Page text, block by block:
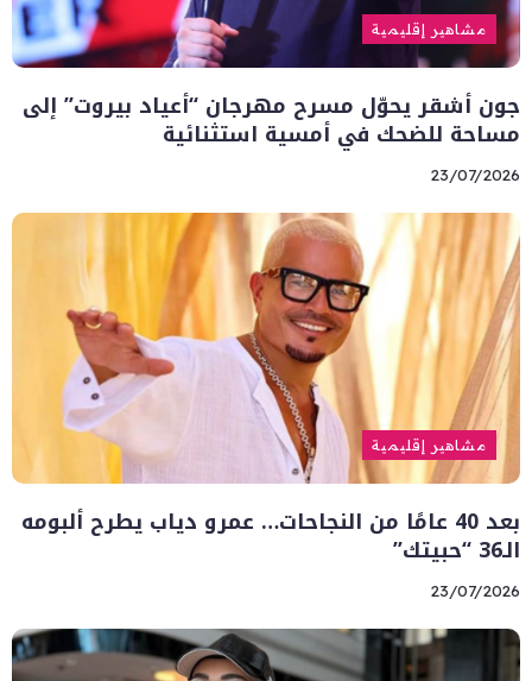
مشاهير إقليمية
جون أشقر يحوّل مسرح مهرجان “أعياد بيروت” إلى
مساحة للضحك في أمسية استثنائية
23/07/2026
مشاهير إقليمية
بعد 40 عامًا من النجاحات… عمرو دياب يطرح ألبومه
الـ36 “حبيتك”
23/07/2026